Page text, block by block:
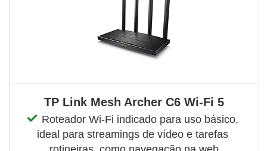
TP Link Mesh Archer C6 Wi-Fi 5
Roteador Wi-Fi indicado para uso básico,
ideal para streamings de vídeo e tarefas